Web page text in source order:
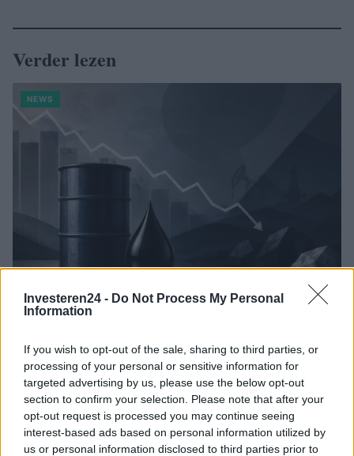
Investeren24 - Do Not Process My Personal
Information
If you wish to opt-out of the sale, sharing to third parties, or
processing of your personal or sensitive information for
targeted advertising by us, please use the below opt-out
section to confirm your selection. Please note that after your
opt-out request is processed you may continue seeing
interest-based ads based on personal information utilized by
us or personal information disclosed to third parties prior to
Verder lezen
NEWS
Brentolie daalt naar 88.9 dollar: grondstoffen onder druk
NEWS